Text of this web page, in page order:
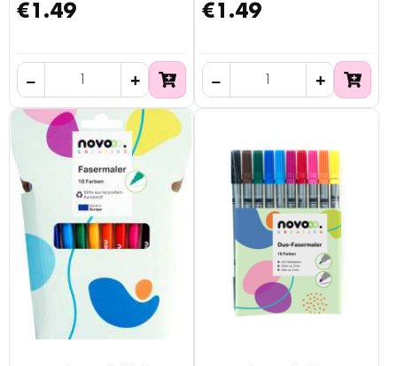
€1.49 €1.49